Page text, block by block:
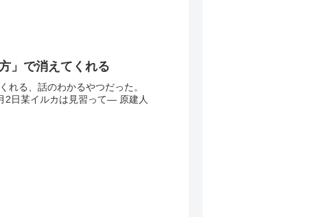
」で消えてくれる
れる、話のわかるやつだった。
2日某イルカは見習って— 原建人